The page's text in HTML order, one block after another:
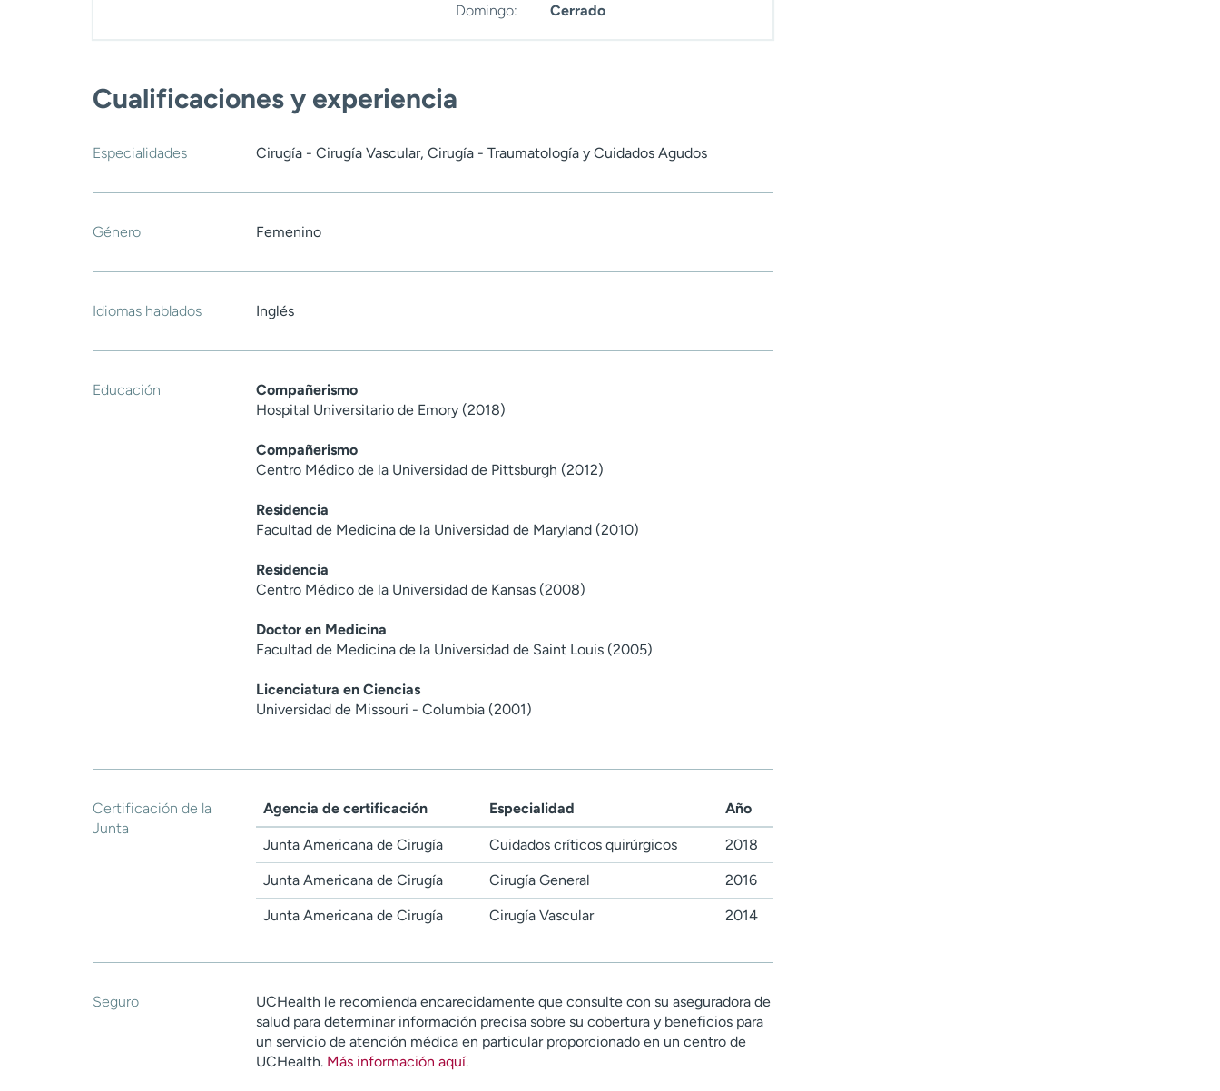
Domingo:
Cerrado
Cualificaciones y experiencia
Especialidades Cirugía - Cirugía Vascular, Cirugía - Traumatología y Cuidados Agudos
Género Femenino
Idiomas hablados Inglés
Educación
Compañerismo
Hospital Universitario de Emory (2018)
Compañerismo
Centro Médico de la Universidad de Pittsburgh (2012)
Residencia
Facultad de Medicina de la Universidad de Maryland (2010)
Residencia
Centro Médico de la Universidad de Kansas (2008)
Doctor en Medicina
Facultad de Medicina de la Universidad de Saint Louis (2005)
Licenciatura en Ciencias
Universidad de Missouri - Columbia (2001)
Certificación de la
Junta
Agencia de certificación Especialidad Año
Junta Americana de Cirugía Cuidados críticos quirúrgicos 2018
Junta Americana de Cirugía Cirugía General 2016
Junta Americana de Cirugía Cirugía Vascular 2014
Seguro
UCHealth le recomienda encarecidamente que consulte con su aseguradora de
salud para determinar información precisa sobre su cobertura y beneficios para
un servicio de atención médica en particular proporcionado en un centro de
UCHealth. Más información aquí.